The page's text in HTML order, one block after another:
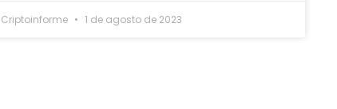
Criptoinforme 1 de agosto de 2023